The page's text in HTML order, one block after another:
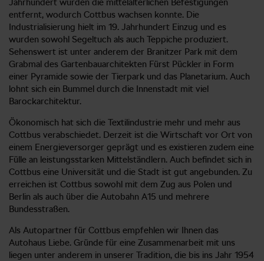
entfernt, wodurch Cottbus wachsen konnte. Die
Industrialisierung hielt im 19. Jahrhundert Einzug und es
wurden sowohl Segeltuch als auch Teppiche produziert.
Sehenswert ist unter anderem der Branitzer Park mit dem
Grabmal des Gartenbauarchitekten Fürst Pückler in Form
einer Pyramide sowie der Tierpark und das Planetarium. Auch
lohnt sich ein Bummel durch die Innenstadt mit viel
Barockarchitektur.
Ökonomisch hat sich die Textilindustrie mehr und mehr aus
Cottbus verabschiedet. Derzeit ist die Wirtschaft vor Ort von
einem Energieversorger geprägt und es existieren zudem eine
Fülle an leistungsstarken Mittelständlern. Auch befindet sich in
Cottbus eine Universität und die Stadt ist gut angebunden. Zu
erreichen ist Cottbus sowohl mit dem Zug aus Polen und
Berlin als auch über die Autobahn A15 und mehrere
Bundesstraßen.
Als Autopartner für Cottbus empfehlen wir Ihnen das
Autohaus Liebe. Gründe für eine Zusammenarbeit mit uns
liegen unter anderem in unserer Tradition, die bis ins Jahr 1954